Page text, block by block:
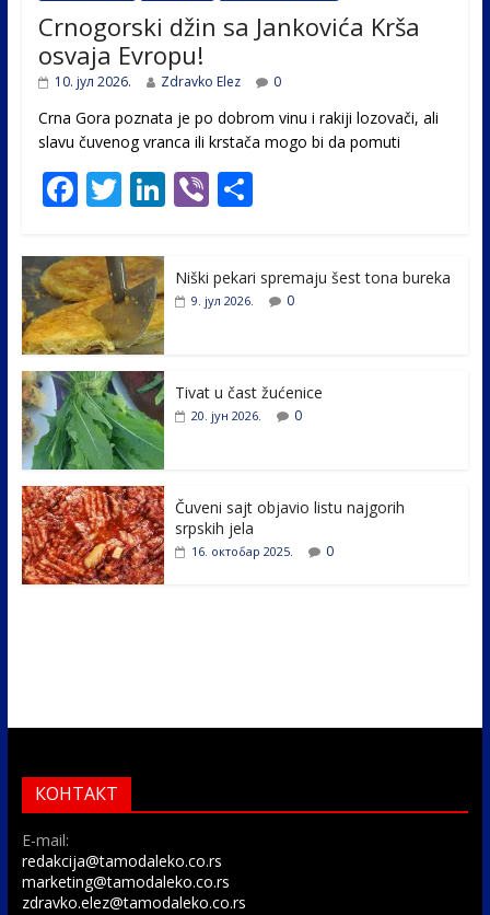
Crnogorski džin sa Jankovića Krša
osvaja Evropu!
10. јул 2026. Zdravko Elez 0
Crna Gora poznata je po dobrom vinu i rakiji lozovači, ali
slavu čuvenog vranca ili krstača mogo bi da pomuti
F
e
b
o
o
k
T
itt
er
Li
e
Vi
er
S
e
Niški pekari spremaju šest tona bureka
9. јул 2026. 0
Tivat u čast žućenice
20. јун 2026. 0
Čuveni sajt objavio listu najgorih
srpskih jela
16. октобар 2025. 0
КОНТАКТ
E-mail:
redakcija@tamodaleko.co.rs
marketing@tamodaleko.co.rs
zdravko.elez@tamodaleko.co.rs